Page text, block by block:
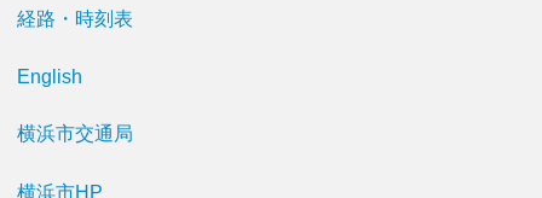
経路・時刻表
English
横浜市交通局
横浜市HP